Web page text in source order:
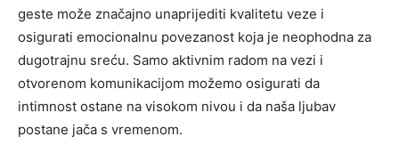
geste može značajno unaprijediti kvalitetu veze i
osigurati emocionalnu povezanost koja je neophodna za
dugotrajnu sreću. Samo aktivnim radom na vezi i
otvorenom komunikacijom možemo osigurati da
intimnost ostane na visokom nivou i da naša ljubav
postane jača s vremenom.